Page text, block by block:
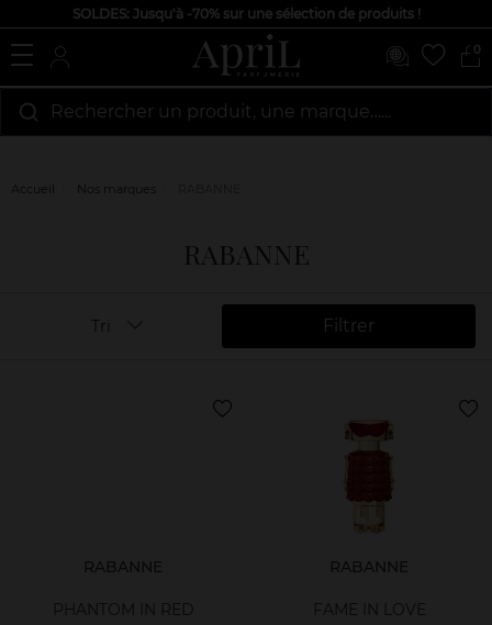
SOLDES: Jusqu'à -70% sur une sélection de produits !
0
Rechercher un produit, une marque…...
Accueil Nos marques
RABANNE
Filtrer
Tri
RABANNE
PHANTOM IN RED
RABANNE
FAME IN LOVE